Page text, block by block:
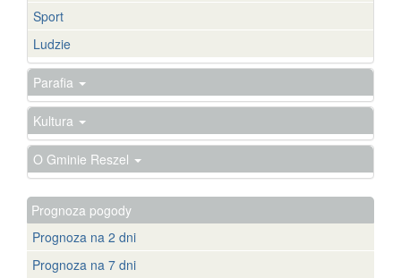
Sport
Ludzie
Parafia
Kultura
O Gminie Reszel
Prognoza pogody
Prognoza na 2 dni
Prognoza na 7 dni